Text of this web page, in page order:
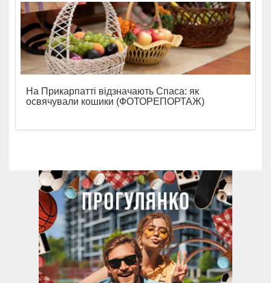
На Прикарпатті відзначають Спаса: як
освячували кошики (ФОТОРЕПОРТАЖ)